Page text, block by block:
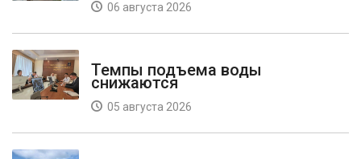
06 августа 2026
Темпы подъема воды
снижаются
05 августа 2026